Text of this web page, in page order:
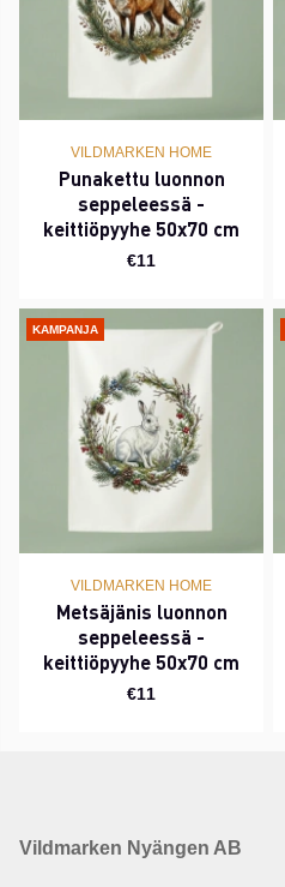
VILDMARKEN HOME
Punakettu luonnon
seppeleessä -
keittiöpyyhe 50x70 cm
€11
KAMPANJA
VILDMARKEN HOME
Metsäjänis luonnon
seppeleessä -
keittiöpyyhe 50x70 cm
€11
Vildmarken Nyängen AB